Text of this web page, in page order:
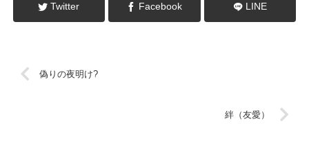
Twitter Facebook LINE
偽りの夜明け?
絆（友愛）